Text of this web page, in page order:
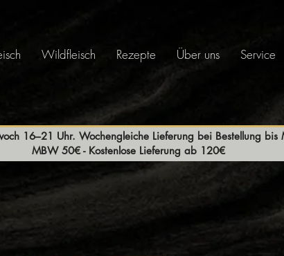
Wildfleisch Rezepte Über uns Service
16–21 Uhr. Wochengleiche Lieferung bei Bestellung bis
MBW 50€ - Kostenlose Lieferung ab 120€